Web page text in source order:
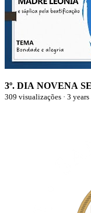
3º. DIA NOVENA
309 visualizações · 3 years